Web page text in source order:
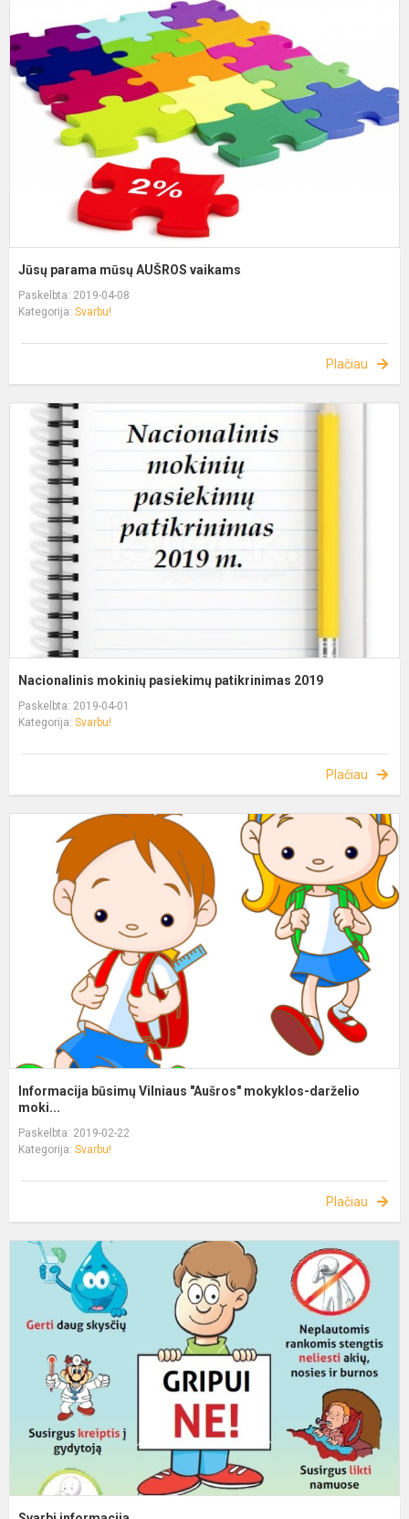
Jūsų parama mūsų AUŠROS vaikams
Paskelbta: 2019-04-08
Kategorija: Svarbu!
Plačiau
Nacionalinis mokinių pasiekimų patikrinimas 2019
Paskelbta: 2019-04-01
Kategorija: Svarbu!
Plačiau
Informacija būsimų Vilniaus "Aušros" mokyklos-darželio
moki...
Paskelbta: 2019-02-22
Kategorija: Svarbu!
Plačiau